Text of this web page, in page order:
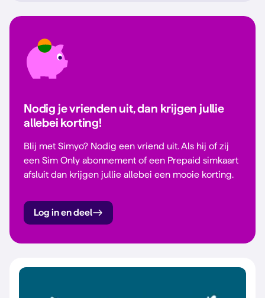
Nodig je vrienden uit, dan krijgen jullie
allebei korting!
Blij met Simyo? Nodig een vriend uit. Als hij of zij
een Sim Only abonnement of een Prepaid simkaart
afsluit dan krijgen jullie allebei een mooie korting.
Log in en deel